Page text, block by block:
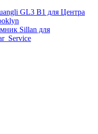
GL3 B1 для Центра
Sillan для